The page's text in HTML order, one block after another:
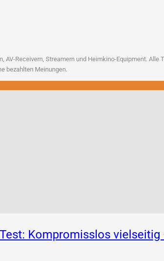
AV-Recei­vern, Strea­mern und Heim­ki­no-Equip­ment.
bezahl­ten Meinungen.
Kompromisslos